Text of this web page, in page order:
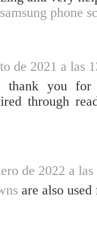
phone
de 2021 a las
thank you
through
de 2022 a
are also